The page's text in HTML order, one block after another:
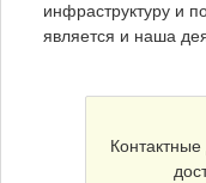
инфраструктуру и
является и наша